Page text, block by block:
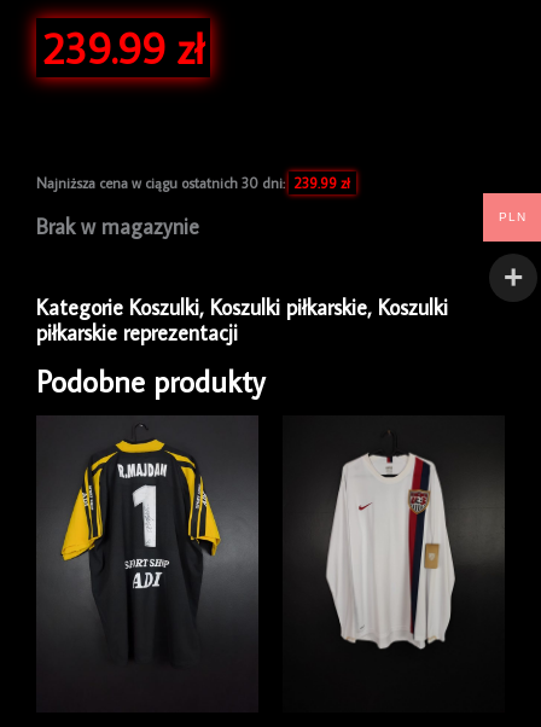
239.99 zł
Najniższa cena w ciągu ostatnich 30 dni: 239.99 zł
Brak w magazynie
Kategorie Koszulki, Koszulki piłkarskie, Koszulki
piłkarskie reprezentacji
Podobne produkty
PLN